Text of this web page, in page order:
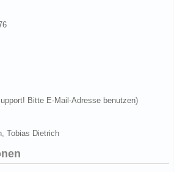
Bitte E-Mail-Adresse benutzen)
Tobias Dietrich